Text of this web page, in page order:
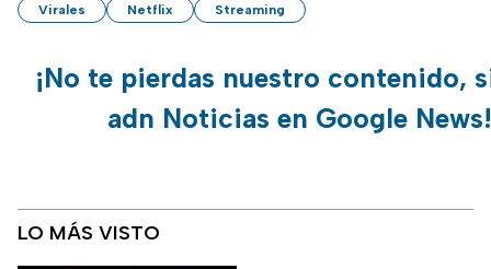
Virales Netflix Streaming
¡No te pierdas nuestro contenido,
adn Noticias en Google News!
LO MÁS VISTO